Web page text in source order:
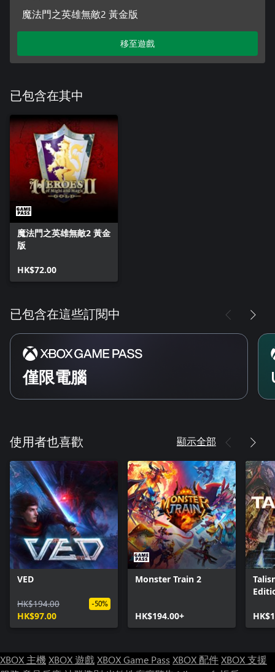
魔法門之英雄無敵2 黃金版
移至遊戲
已包含在其中
魔法門之英雄無敵2 黃金
版
HK$72.00
已包含在這些訂閱中
僅限電腦
使用者也喜歡 顯示全部
VED
HK$194.00
HK$97.00
-50%
Monster Train 2
HK$194.00+
XBOX 主機XBOX 遊戲XBOX Game Pass XBOX 配件XBOX 支援